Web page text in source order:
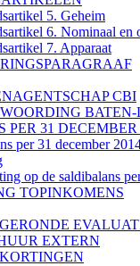
5. Geheim
6. Nominaal en
7. Apparaat
CBI
BATEN-
PER 31
per 31 december
op de saldibalans
TOPINKOMENS
EXTERN